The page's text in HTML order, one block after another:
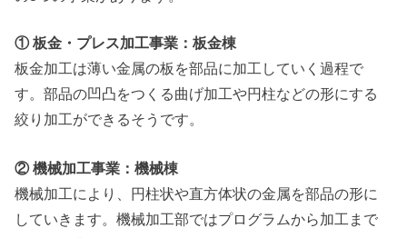
① 板金・プレス加工事業：板金棟
板金加工は薄い金属の板を部品に加工していく過程で
す。部品の凹凸をつくる曲げ加工や円柱などの形にする
絞り加工ができるそうです。
② 機械加工事業：機械棟
機械加工により、円柱状や直方体状の金属を部品の形に
していきます。機械加工部ではプログラムから加工まで